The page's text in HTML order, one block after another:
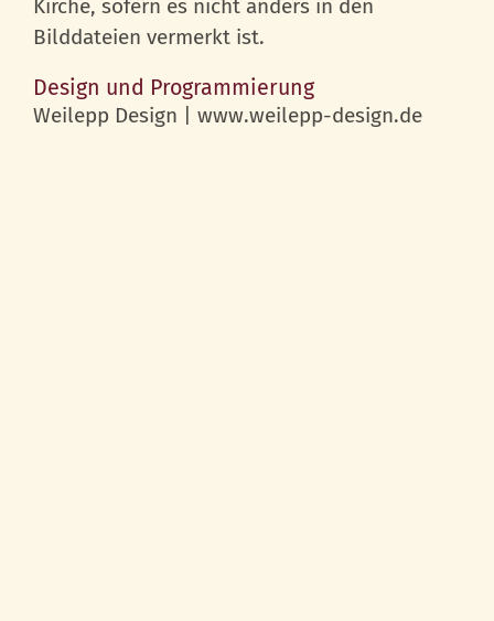
Kirche, sofern es nicht anders in den
Bilddateien vermerkt ist.
Design und Programmierung
Weilepp Design | www.weilepp-design.de